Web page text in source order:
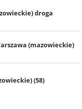
droga
(mazowieckie)
(58)